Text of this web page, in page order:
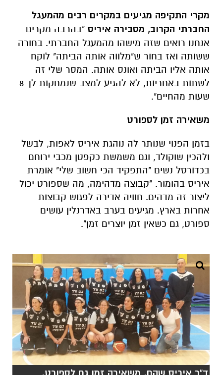
אותה אליו הביתה ואונס אותה. המסר שלי זה
שעות מהחיים".
משאירה זמן לספורט
בזמן הפנוי שנותר לה נוהגת איריס לאפות, לבשל
בכדורסל נשים "התפקיד הכי חשוב שלי" אומרת
ליצור זה מדהים. חוויה אדירה לפגוש קבוצות
אחרות בארץ. מגיעים בערב באדרנלין עושים
ספורט, גם כשאין זמן יוצרים זמן".
ד"ר איריס שהם. משאירה זמן גם לספורט.
צילום: פרטי
"מאמינה במערכת הבריאות הציבורית"